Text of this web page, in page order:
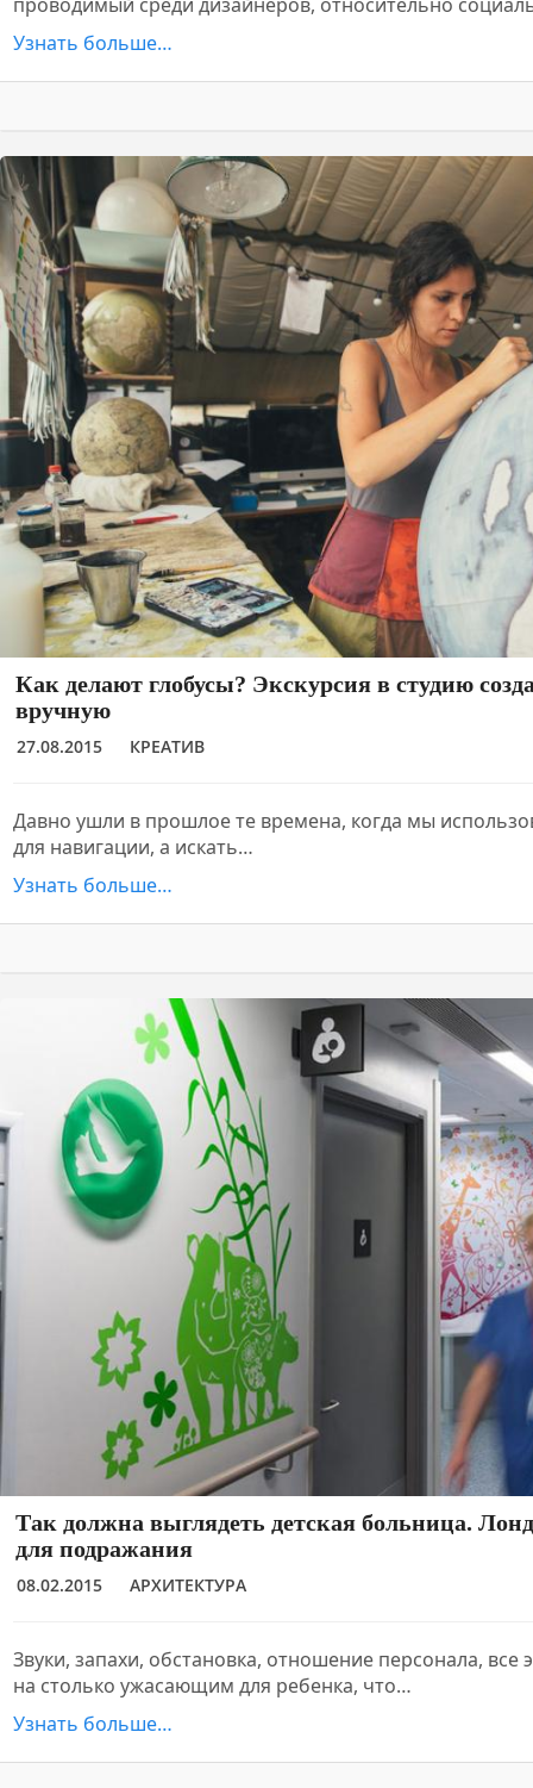
Узнать больше…
Как делают глобусы? Экскурсия в студию
вручную
27.08.2015 КРЕАТИВ
Давно ушли в прошлое те времена, когда мы
для навигации, а искать…
Узнать больше…
Так должна выглядеть детская больница.
для подражания
08.02.2015 АРХИТЕКТУРА
Звуки, запахи, обстановка, отношение персонала, все
на столько ужасающим для ребенка, что…
Узнать больше…